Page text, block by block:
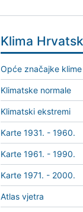
Klima
Opće značajke
Klimatske normale
Klimatski ekstremi
Karte 1931. - 1960.
Karte 1961. - 1990.
Karte 1971. - 2000.
Atlas vjetra